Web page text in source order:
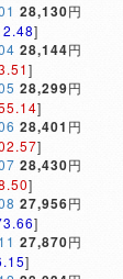
28,130円
]
28,144円
]
28,299円
]
28,401 円
]
28,430円
]
27,956円
]
27,870円
]